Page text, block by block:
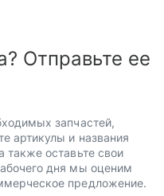
Отправьте ее
запчастей,
артикулы и названия
также оставьте свои
дня мы оценим
предложение.